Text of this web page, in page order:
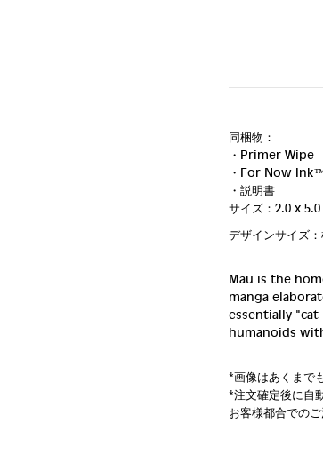
同梱物：
・Primer Wipe
・For Now Ink
・説明書
サイズ：2.0 x
デザインサイズ
Mau is the
manga
essentially
humanoids
*画像はあくまで
*注文確定後に自
お客様都合での